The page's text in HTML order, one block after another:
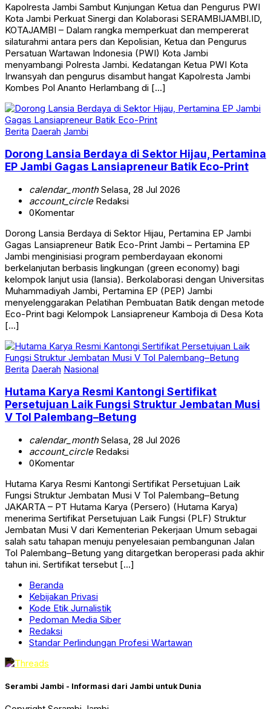
Kapolresta Jambi Sambut Kunjungan Ketua dan Pengurus PWI
Kota Jambi Perkuat Sinergi dan Kolaborasi SERAMBIJAMBI.ID,
KOTAJAMBI – Dalam rangka memperkuat dan mempererat
silaturahmi antara pers dan Kepolisian, Ketua dan Pengurus
Persatuan Wartawan Indonesia (PWI) Kota Jambi
menyambangi Polresta Jambi. Kedatangan Ketua PWI Kota
Irwansyah dan pengurus disambut hangat Kapolresta Jambi
Kombes Pol Ananto Herlambang di […]
Berita Daerah Jambi
Dorong Lansia Berdaya di Sektor Hijau, Pertamina
EP Jambi Gagas Lansiapreneur Batik Eco-Print
calendar_monthSelasa, 28 Jul 2026
account_circleRedaksi
0Komentar
Dorong Lansia Berdaya di Sektor Hijau, Pertamina EP Jambi
Gagas Lansiapreneur Batik Eco-Print Jambi – Pertamina EP
Jambi menginisiasi program pemberdayaan ekonomi
berkelanjutan berbasis lingkungan (green economy) bagi
kelompok lanjut usia (lansia). Berkolaborasi dengan Universitas
Muhammadiyah Jambi, Pertamina EP (PEP) Jambi
menyelenggarakan Pelatihan Pembuatan Batik dengan metode
Eco-Print bagi Kelompok Lansiapreneur Kamboja di Desa Kota
[…]
Berita Daerah Nasional
Hutama Karya Resmi Kantongi Sertifikat
Persetujuan Laik Fungsi Struktur Jembatan Musi
V Tol Palembang–Betung
calendar_monthSelasa, 28 Jul 2026
account_circleRedaksi
0Komentar
Hutama Karya Resmi Kantongi Sertifikat Persetujuan Laik
Fungsi Struktur Jembatan Musi V Tol Palembang–Betung
JAKARTA – PT Hutama Karya (Persero) (Hutama Karya)
menerima Sertifikat Persetujuan Laik Fungsi (PLF) Struktur
Jembatan Musi V dari Kementerian Pekerjaan Umum sebagai
salah satu tahapan menuju penyelesaian pembangunan Jalan
Tol Palembang–Betung yang ditargetkan beroperasi pada akhir
tahun ini. Sertifikat tersebut […]
Beranda
Kebijakan Privasi
Kode Etik Jurnalistik
Pedoman Media Siber
Redaksi
Standar Perlindungan Profesi Wartawan
Serambi Jambi - Informasi dari Jambi untuk Dunia